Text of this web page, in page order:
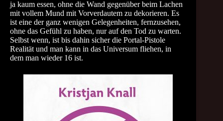
ja kaum essen, ohne die Wand gegenüber beim Lachen
mit vollem Mund mit Vorverdautem zu dekorieren. Es
ist eine der ganz wenigen Gelegenheiten, fernzusehen,
ohne das Gefühl zu haben, nur auf den Tod zu warten.
Selbst wenn, ist bis dahin sicher die Portal-Pistole
Realität und man kann in das Universum fliehen, in
dem man wieder 16 ist.